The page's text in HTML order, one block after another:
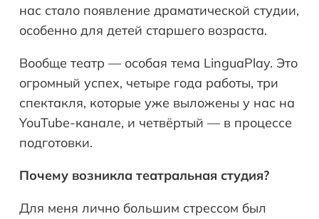
нас стало появление драматической студии,
особенно для детей старшего возраста.
Вообще театр — особая тема LinguaPlay. Это
огромный успех, четыре года работы, три
спектакля, которые уже выложены у нас на
YouTube-канале, и четвёртый — в процессе
подготовки.
Почему возникла театральная студия?
Для меня лично большим стрессом был